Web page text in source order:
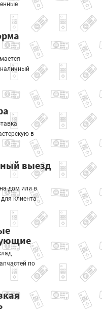
в
выезд
дом или в
клиента
по